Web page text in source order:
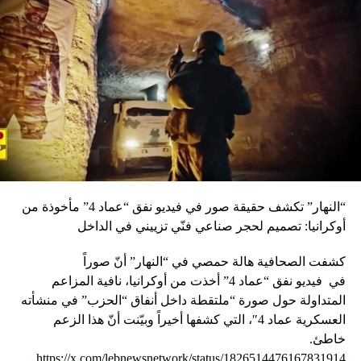
“النهار” تكشف حقيقة صور في فيديو نفق “عماد 4” مأخوذة من
أوكرانيا: تصميم لحجر صناعي فنّي تزييني في الداخل
كشفت الصحافية هالة حمصي في “النهار” أنّ صوراً
في فيديو
نفق “عماد 4” أخذت من أوكرانيا، نافية المزاعم
المتداولة حول صورة “ملتقطة داخل أنفاق “الحزب” في منشأته
العسكرية عماد 4″، التي كشفها أخيراً وبيّنت أنّ هذا الزعم
خاطئ.
https://x.com/lebnewsnetwork/status/1826514476167831914